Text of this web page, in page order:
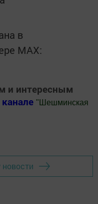
в
MАХ:
и интересным
" Шешминская
новости